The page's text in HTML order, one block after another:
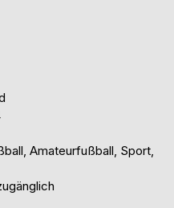
Amateurfußball, Sport,